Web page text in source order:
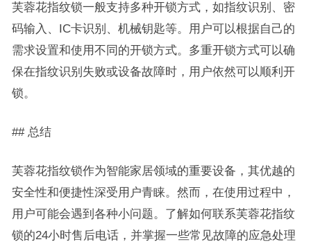
芙蓉花指纹锁一般支持多种开锁方式，如指纹识别、密
码输入、IC卡识别、机械钥匙等。用户可以根据自己的
需求设置和使用不同的开锁方式。多重开锁方式可以确
保在指纹识别失败或设备故障时，用户依然可以顺利开
锁。
## 总结
芙蓉花指纹锁作为智能家居领域的重要设备，其优越的
安全性和便捷性深受用户青睐。然而，在使用过程中，
用户可能会遇到各种小问题。了解如何联系芙蓉花指纹
锁的24小时售后电话，并掌握一些常见故障的应急处理